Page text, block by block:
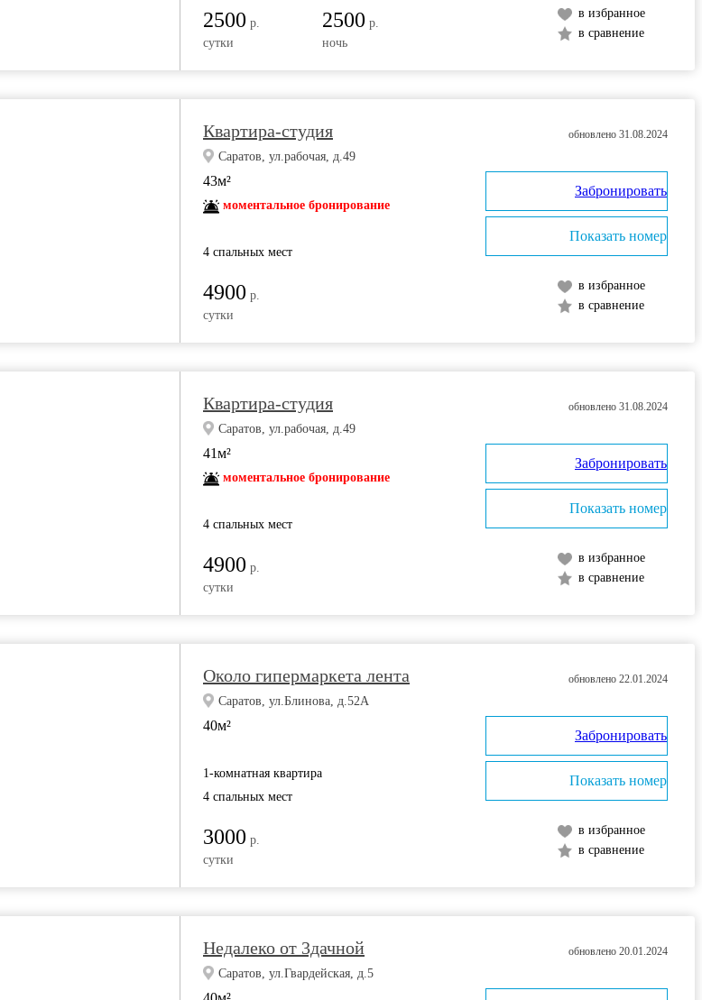
2500 р.
сутки
2500 р.
ночь
в избранное
в сравнение
Квартира-студия
Саратов, ул.рабочая, д.49
43м²
моментальное бронирование
4 спальных мест
4900 р.
сутки
обновлено 31.08.2024
в избранное
в сравнение
Забронировать
Показать номер
Квартира-студия
Саратов, ул.рабочая, д.49
41м²
моментальное бронирование
4 спальных мест
4900 р.
сутки
обновлено 31.08.2024
в избранное
в сравнение
Забронировать
Показать номер
Около гипермаркета лента
Саратов, ул.Блинова, д.52А
40м²
1-комнатная квартира
4 спальных мест
3000 р.
сутки
обновлено 22.01.2024
в избранное
в сравнение
Забронировать
Показать номер
Недалеко от 3дачной
Саратов, ул.Гвардейская, д.5
обновлено 20.01.2024